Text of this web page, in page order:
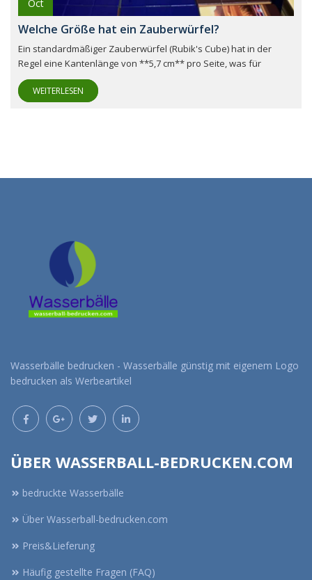
Oct
Welche Größe hat ein Zauberwürfel?
Ein standardmäßiger Zauberwürfel (Rubik's Cube) hat in der
Regel eine Kantenlänge von **5,7 cm** pro Seite, was für
WEITERLESEN
Wasserbälle bedrucken - Wasserbälle günstig mit eigenem Logo
bedrucken als Werbeartikel
ÜBER WASSERBALL-BEDRUCKEN.COM
bedruckte Wasserbälle
Über Wasserball-bedrucken.com
Preis&Lieferung
Häufig gestellte Fragen (FAQ)